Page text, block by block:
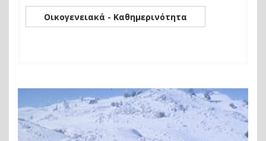
Οικογενειακά - Καθημερινότητα